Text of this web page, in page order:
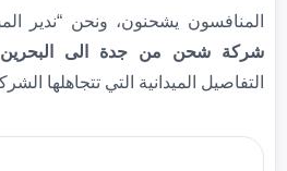
المنافسون يشحنون، ونحن “ندير
شركة شحن من جدة الى البحرين
التفاصيل الميدانية التي تتجاهلها